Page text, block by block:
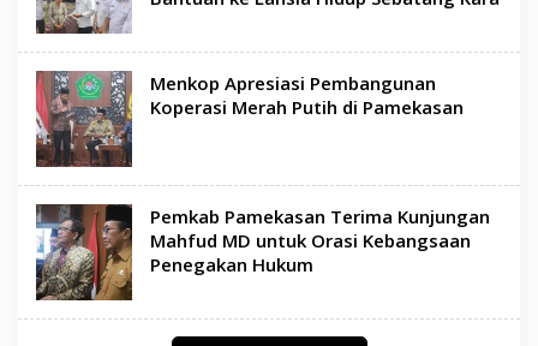
Menkop Apresiasi Pembangunan
Koperasi Merah Putih di Pamekasan
Pemkab Pamekasan Terima Kunjungan
Mahfud MD untuk Orasi Kebangsaan
Penegakan Hukum